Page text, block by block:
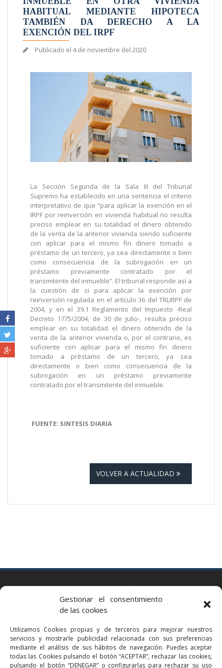
Gestionar el consentimiento
de las cookies
Utilizamos Cookies propias y de terceros para mejorar nuestros
servicios y mostrarle publicidad relacionada con sus preferencias
mediante el análisis de sus hábitos de navegación. Puedes aceptar
todas las Cookies pulsando el botón “ACEPTAR”, rechazar las cookies,
pulsando el botón “DENEGAR” o configurarlas para rechazar su uso
HABITUAL MEDIANTE HIPOTECA
TAMBIÉN DA DERECHO A LA
EXENCIÓN DEL IRPF
Publicado el 4 de noviembre del 2020
La Sección Segunda de la Sala III del Tribunal
Supremo ha establecido en una sentencia el criterio
interpretativo de que “para aplicar la exención en el
IRPF por reinversión en vivienda habitual no resulta
preciso emplear en su totalidad el dinero obtenido
de la venta de la anterior vivienda siendo suficiente
con aplicar para el mismo fin dinero tomado a
préstamo de un tercero, ya sea directamente o bien
como consecuencia de la subrogación en un
préstamo previamente contratado por el
transmitente del inmueble”. El tribunal responde así a
la cuestión de si para aplicar la exención por
reinversión regulada en el artículo 36 del TRLIRPF de
2004, y en el 39.1 Reglamento del Impuesto -Real
Decreto 1775/2004, de 30 de julio-, resulta preciso
emplear en su totalidad el dinero obtenido de la
venta de la anterior vivienda o, por el contrario, es
suficiente con aplicar para el mismo fin dinero
tomado a préstamo de un tercero, ya sea
directamente o bien como consecuencia de la
subrogación en un préstamo previamente
contratado por el transmitente del inmueble.
FUENTE: SINTESIS DIARIA
VOLVER A ACTUALIDAD
Via Augusta 2 bis, 3º, 08006 Barcelona
bcn@bellavistalegal.eu
GRANOLLERS
C/ Sant Jaume, 16 1r, 08401 Granollers (Bcn)